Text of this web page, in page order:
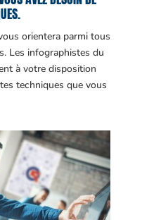
orientera parmi tous
Les infographistes du
à votre disposition
techniques que vous